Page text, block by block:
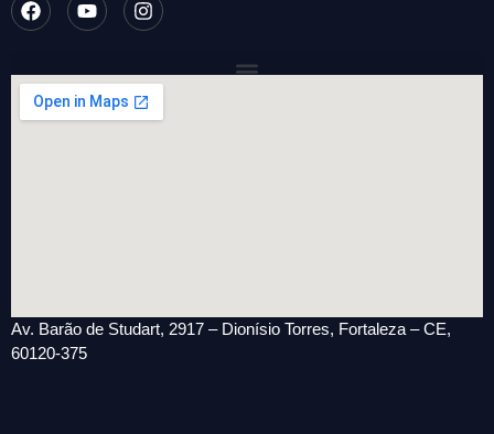
Av. Barão de Studart, 2917 – Dionísio Torres, Fortaleza – CE,
60120-375